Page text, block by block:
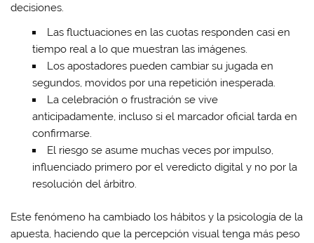
decisiones.
Las fluctuaciones en las cuotas responden casi en
tiempo real a lo que muestran las imágenes.
Los apostadores pueden cambiar su jugada en
segundos, movidos por una repetición inesperada.
La celebración o frustración se vive
anticipadamente, incluso si el marcador oficial tarda en
confirmarse.
El riesgo se asume muchas veces por impulso,
influenciado primero por el veredicto digital y no por la
resolución del árbitro.
Este fenómeno ha cambiado los hábitos y la psicología de la
apuesta, haciendo que la percepción visual tenga más peso